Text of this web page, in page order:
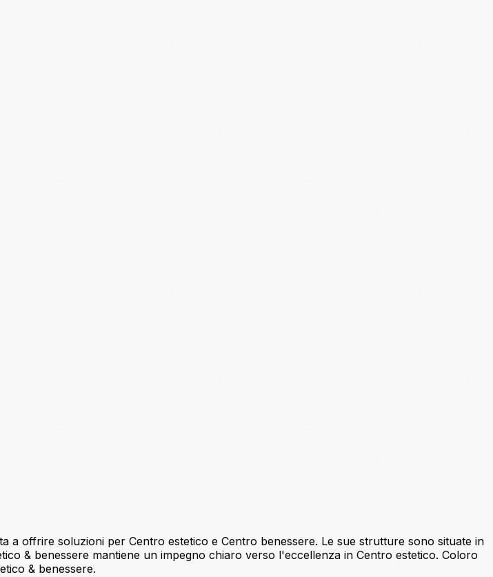
a offrire soluzioni per Centro estetico e Centro benessere. Le sue strutture sono situate in
& benessere mantiene un impegno chiaro verso l'eccellenza in Centro estetico. Coloro
& benessere.